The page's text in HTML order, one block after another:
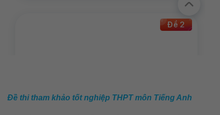
Đề thi tham khảo tốt nghiệp THPT môn Tiếng Anh